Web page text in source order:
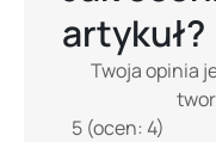
artykuł?
Twoja opinia
5 (ocen: 4)